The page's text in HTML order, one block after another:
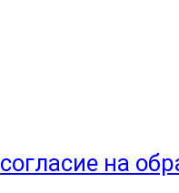
согласие на